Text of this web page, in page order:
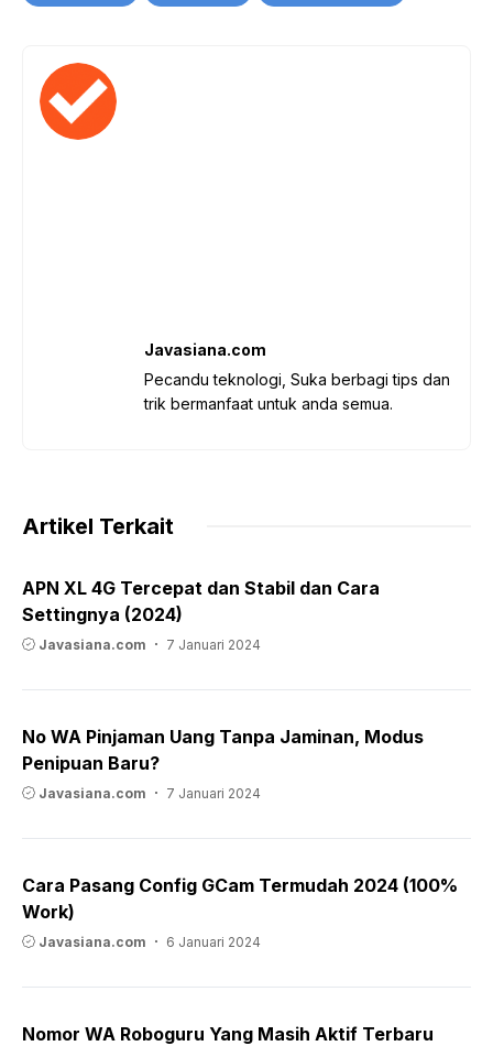
Javasiana.com
Pecandu teknologi, Suka berbagi tips dan
trik bermanfaat untuk anda semua.
Artikel Terkait
APN XL 4G Tercepat dan Stabil dan Cara
Settingnya (2024)
Javasiana.com 7 Januari 2024
No WA Pinjaman Uang Tanpa Jaminan, Modus
Penipuan Baru?
Javasiana.com 7 Januari 2024
Cara Pasang Config GCam Termudah 2024 (100%
Work)
Javasiana.com 6 Januari 2024
Nomor WA Roboguru Yang Masih Aktif Terbaru